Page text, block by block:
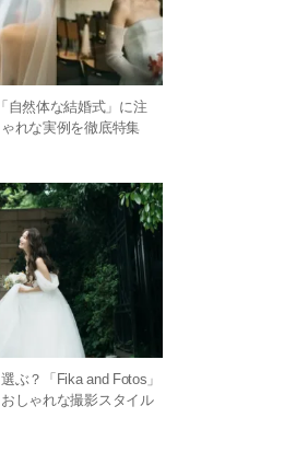
自然体な結婚式」に注
れな実例を徹底特集
ぶ？「Fika and Fotos」
しゃれな撮影スタイル